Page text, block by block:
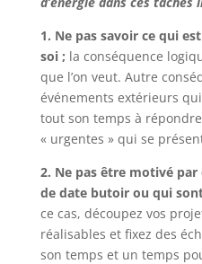
1. Ne pas savoir ce qui
soi ; la conséquence
que l’on veut. Autre
événements extérieurs
tout son temps à
« urgentes » qui se
2. Ne pas être motivé par
de date butoir ou qui
ce cas, découpez vos
réalisables et fixez des
son temps et un temps